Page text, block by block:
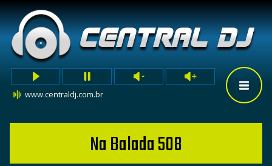
www.centraldj.com.br
Na Balada 508